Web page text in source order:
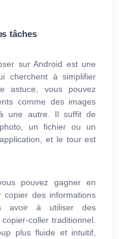
tâches
sur Android est une
cherchent à simplifier
astuce, vous pouvez
comme des images
une autre. Il suffit de
un fichier ou un
et le tour est
pouvez gagner en
copier des informations
avoir à utiliser des
coller traditionnel.
plus fluide et intuitif,